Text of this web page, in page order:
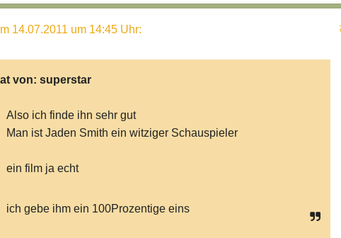
14.07.2011 um 14:45 Uhr:
von: superstar
Also ich finde ihn sehr gut
Man ist Jaden Smith ein witziger Schauspieler
ein film ja echt
ich gebe ihm ein 100Prozentige eins